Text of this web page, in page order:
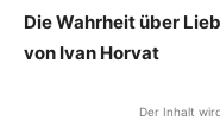
Die Wahrheit über
von Ivan Horvat
Der Inhalt